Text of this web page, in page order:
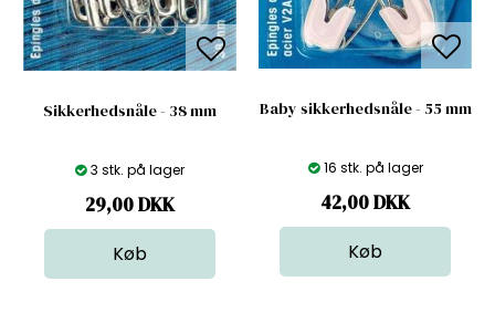
Sikkerhedsnåle - 38 mm
3 stk. på lager
29,00DKK
Baby sikkerhedsnåle - 55 mm
16 stk. på lager
42,00DKK